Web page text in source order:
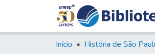
Início História de São